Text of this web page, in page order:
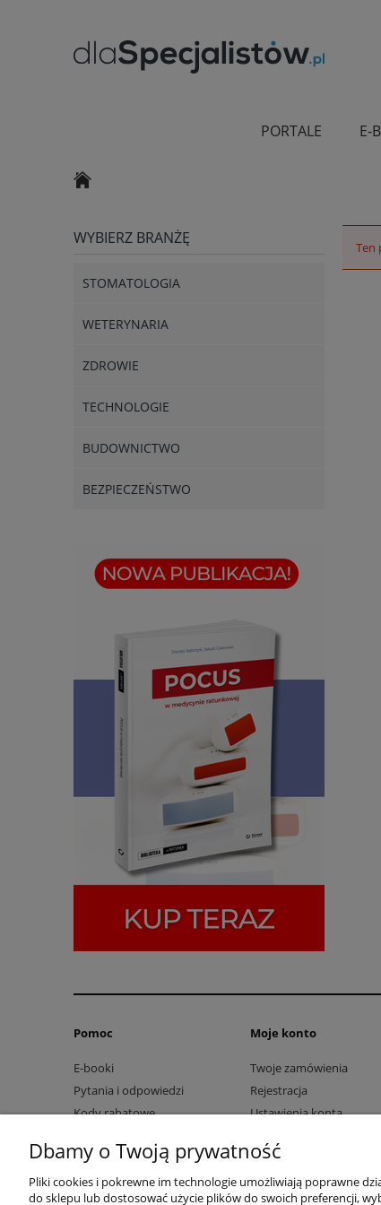
PORTALE E-
WYBIERZ BRANŻĘ
STOMATOLOGIA
WETERYNARIA
ZDROWIE
TECHNOLOGIE
BUDOWNICTWO
BEZPIECZEŃSTWO
Ten
Pomoc
E-booki
Pytania i odpowiedzi
Kody rabatowe
Moje konto
Twoje zamówienia
Rejestracja
Ustawienia konta
Dbamy o Twoją prywatność
Pliki cookies i pokrewne im technologie umożliwiają poprawne
do sklepu lub dostosować użycie plików do swoich preferencji,